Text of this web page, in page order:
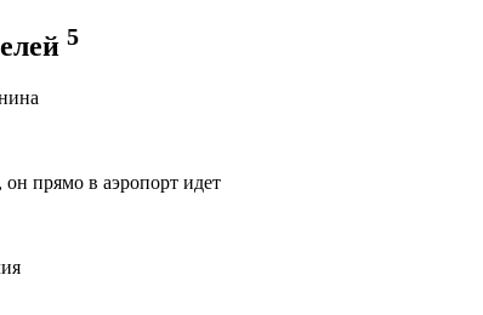
5
он прямо в аэропорт идет